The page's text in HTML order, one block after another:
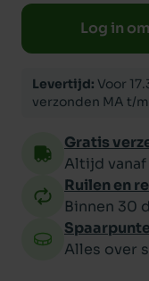
Log in
Levertijd: Voor
verzonden MA t/
Gratis
Altijd
Ruilen en
Binnen 30
Alles over